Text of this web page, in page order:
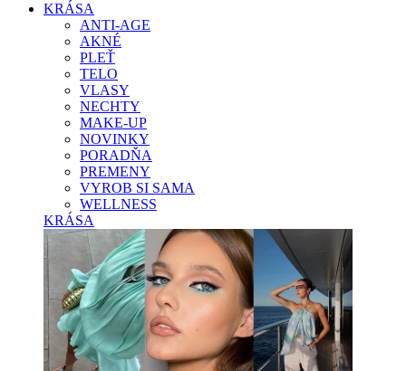
KRÁSA
ANTI-AGE
AKNÉ
PLEŤ
TELO
VLASY
NECHTY
MAKE-UP
NOVINKY
PORADŇA
PREMENY
VYROB SI SAMA
WELLNESS
KRÁSA